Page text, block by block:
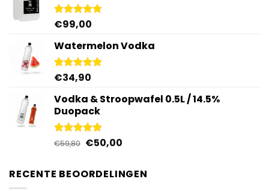
Gewaardeerd
€99,00
Watermelon Vodka
Gewaardeerd
€34,90
Vodka & Stroopwafel 0.5L / 14.5%
Duopack
Gewaardeerd
€59,80 Oorspronkelijke
was:
€59,80.
€50,00Huidige
is:
€50,00.
RECENTE BEOORDELINGEN